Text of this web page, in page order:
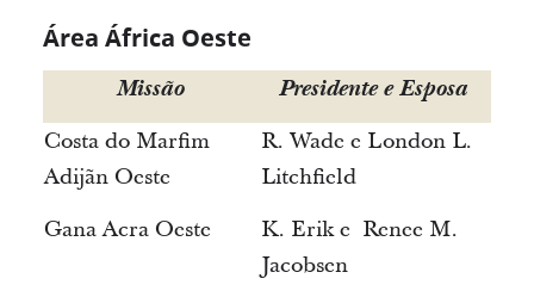
Área África Oeste
Missão
Presidente e Esposa
Costa do Marfim
Adijãn Oeste
R. Wade e London L.
Litchfield
Gana Acra Oeste
K. Erik e Renee M.
Jacobsen